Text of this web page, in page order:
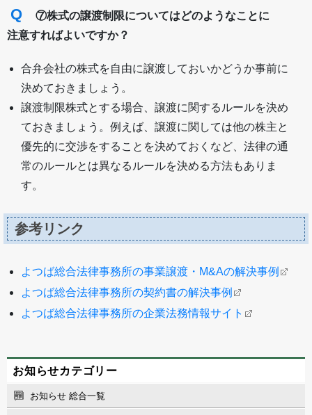
Q
⑦株式の譲渡制限についてはどのようなことに
注意すればよいですか？
合弁会社の株式を自由に譲渡しておいかどうか事前に
決めておきましょう。
譲渡制限株式とする場合、譲渡に関するルールを決め
ておきましょう。例えば、譲渡に関しては他の株主と
優先的に交渉をすることを決めておくなど、法律の通
常のルールとは異なるルールを決める方法もありま
す。
参考リンク
よつば総合法律事務所の事業譲渡・M&Aの解決事例
よつば総合法律事務所の契約書の解決事例
よつば総合法律事務所の企業法務情報サイト
お知らせカテゴリー
お知らせ 総合一覧